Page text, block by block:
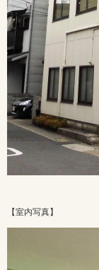
【室内写真】